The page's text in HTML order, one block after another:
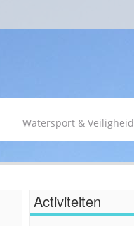
Watersport & Veiligheid
Activiteiten